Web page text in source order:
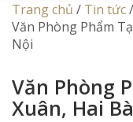
Trang chủ / Tin tức/
Văn Phòng Phẩm
Nội
Văn Phòng
Xuân, Hai